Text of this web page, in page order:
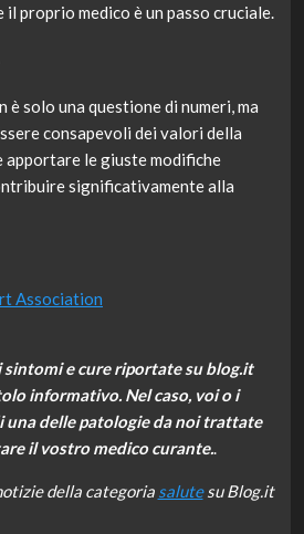
proprio medico è un passo cruciale.
è solo una questione di numeri, ma
consapevoli dei valori della
apportare le giuste modifiche
significativamente alla
Association
e cure riportate su blog.it
informativo. Nel caso, voi o i
una delle patologie da noi trattate
il vostro medico curante..
della categoria salutesu Blog.it